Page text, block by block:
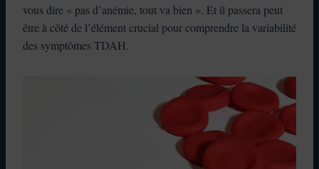
vous dire « pas d’anémie, tout va bien ». Et il passera peut
être à côté de l’élément crucial pour comprendre la variabilité
des symptômes TDAH.